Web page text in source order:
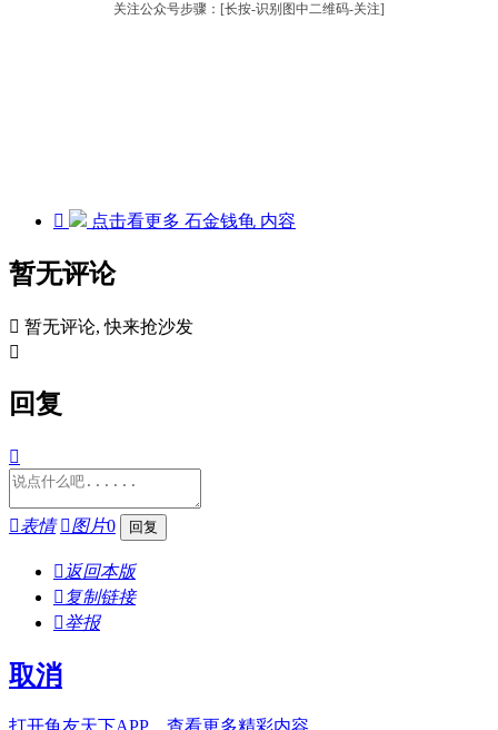
关注公众号步骤：[长按-识别图中二维码-关注]
 点击看更多 石金钱龟 内容
暂无评论
 暂无评论, 快来抢沙发

回复

表情 图片0
 返回本版
 复制链接
举报
取消
打开龟友天下APP，查看更多精彩内容